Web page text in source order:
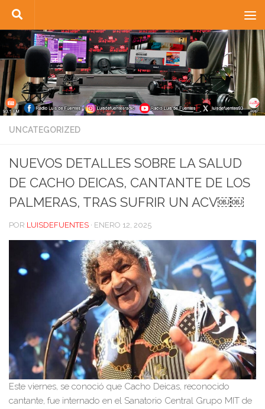
Saltar al contenido
UNCATEGORIZED
NUEVOS DETALLES SOBRE LA SALUD
DE CACHO DEICAS, CANTANTE DE LOS
PALMERAS, TRAS SUFRIR UN ACV￼￼
POR LUISDEFUENTES · ENERO 12, 2025
Este viernes, se conoció que Cacho Deicas, reconocido
cantante, fue internado en el Sanatorio Central Grupo MIT de